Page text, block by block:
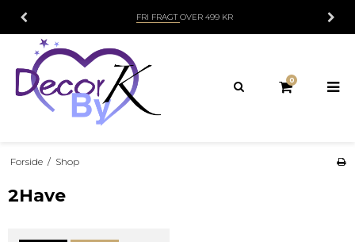
FRI FRAGTOVER 499 KR
0
Forside / Shop
2Have